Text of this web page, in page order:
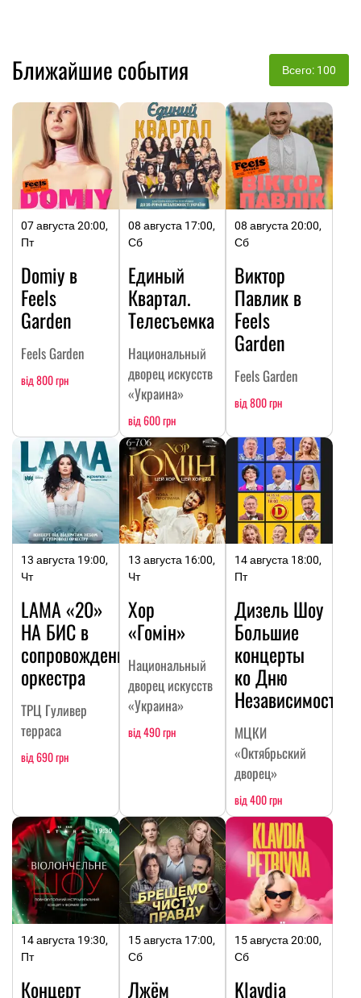
Ближайшие события Всего: 100
07 августа 20:00,
Пт
Domiy в
Feels
Garden
Feels Garden
від 800 грн
08 августа 17:00,
Сб
Единый
Квартал.
Телесъемка
Национальный
дворец искусств
«Украина»
від 600 грн
08 августа 20:00,
Сб
Виктор
Павлик в
Feels
Garden
Feels Garden
від 800 грн
13 августа 19:00,
Чт
LAMA «20»
НА БИC в
сопровождении
оркестра
ТРЦ Гуливер
терраса
від 690 грн
13 августа 16:00,
Чт
Хор
«Гомін»
Национальный
дворец искусств
«Украина»
від 490 грн
14 августа 18:00,
Пт
Дизель Шоу
Большие
концерты
ко Дню
Независимости
МЦКИ
«Октябрьский
дворец»
від 400 грн
14 августа 19:30,
Пт
Концерт
15 августа 17:00,
Сб
Лжём
15 августа 20:00,
Сб
Klavdia